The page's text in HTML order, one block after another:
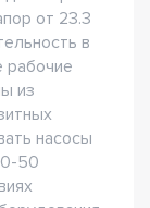
от 23.3
в
рабочие
из
насосы
50